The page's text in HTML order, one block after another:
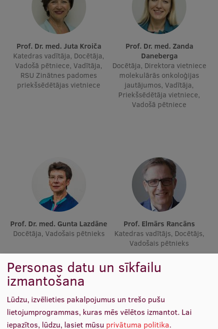
Dati par 2025. gadu
Mūžizglītība
Profesionālās pilnveides kursi
ESF kvalifikācijas celšanas kursi
Pedagoģiskās izaugsmes centrs
Kvalifikācijas atbilstības pārbaude
Pētniecība
Zinātniskie institūti un laboratorijas
Prof. Dr. med. Juta Kroiča
Katedras vadītāja, Docētāja,
Vadošā pētniece, Vadītāja,
RSU Zinātnes padomes
priekšsēdētājas vietniece
Prof. Dr. med. Zanda
Daneberga
Docētāja, Direktora vietniece
molekulārās onkoloģijas
jautājumos, Vadītāja,
Priekšsēdētāja vietniece,
Vadošā pētniece
Prof. Dr. med. Gunta Lazdāne
Docētāja, Vadošais pētnieks
Prof. Elmārs Rancāns
Katedras vadītājs, Docētājs,
Vadošais pētnieks
Personas datu un sīkfailu
izmantošana
Lūdzu, izvēlieties pakalpojumus un trešo pušu
lietojumprogrammas, kuras mēs vēlētos izmantot. Lai
iepazītos, lūdzu, lasiet mūsu privātuma politika.